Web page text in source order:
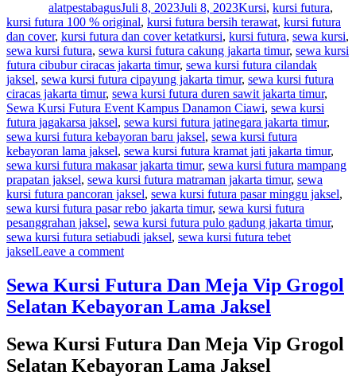
alatpestabagusJuli 8, 2023Juli 8, 2023Kursi, kursi futura,
kursi futura 100 % original, kursi futura bersih terawat, kursi futura
dan cover, kursi futura dan cover ketatTags
kursi, kursi futura, sewa kursi,
sewa kursi futura, sewa kursi futura cakung jakarta timur, sewa kursi
futura cibubur ciracas jakarta timur, sewa kursi futura cilandak
jaksel, sewa kursi futura cipayung jakarta timur, sewa kursi futura
ciracas jakarta timur, sewa kursi futura duren sawit jakarta timur,
Sewa Kursi Futura Event Kampus Danamon Ciawi, sewa kursi
futura jagakarsa jaksel, sewa kursi futura jatinegara jakarta timur,
sewa kursi futura kebayoran baru jaksel, sewa kursi futura
kebayoran lama jaksel, sewa kursi futura kramat jati jakarta timur,
sewa kursi futura makasar jakarta timur, sewa kursi futura mampang
prapatan jaksel, sewa kursi futura matraman jakarta timur, sewa
kursi futura pancoran jaksel, sewa kursi futura pasar minggu jaksel,
sewa kursi futura pasar rebo jakarta timur, sewa kursi futura
pesanggrahan jaksel, sewa kursi futura pulo gadung jakarta timur,
sewa kursi futura setiabudi jaksel, sewa kursi futura tebet
jakselLeave a commenton
Kursi
Futura
Event
Danamon
Ciawi
Sewa Kursi Futura Dan Meja Vip Grogol
Selatan Kebayoran Lama Jaksel
Sewa Kursi Futura Dan Meja Vip Grogol
Selatan Kebayoran Lama Jaksel